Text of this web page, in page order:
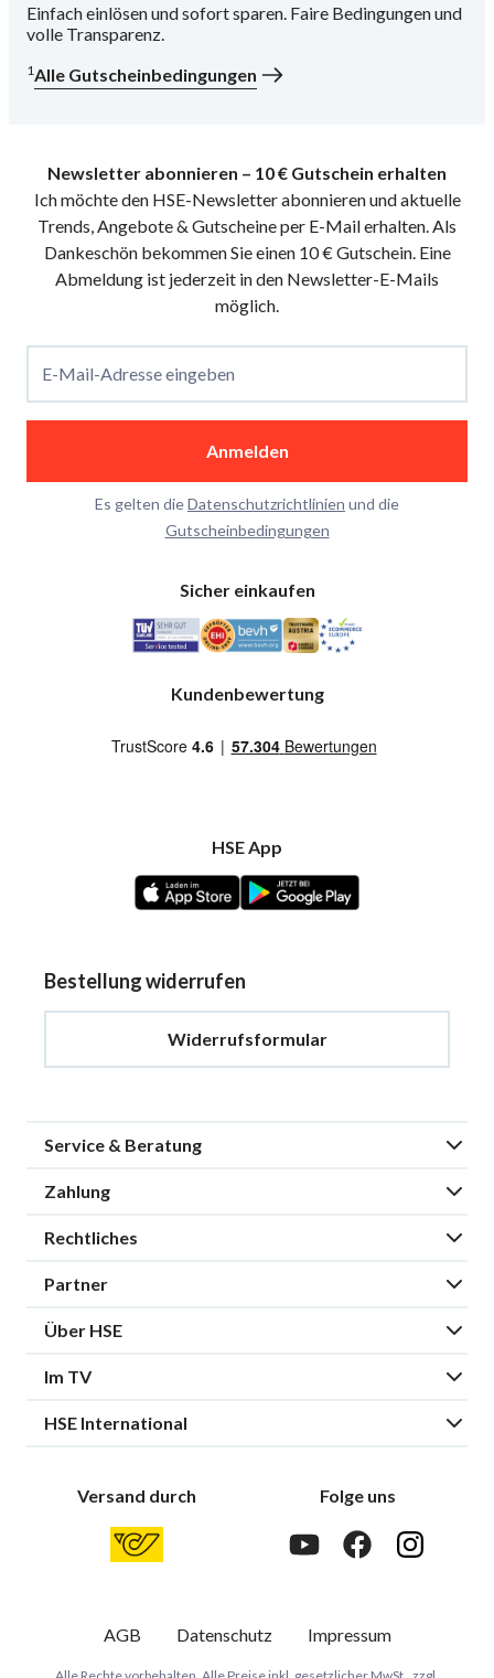
Einfach einlösen und sofort sparen. Faire Bedingungen und
volle Transparenz.
1Alle Gutscheinbedingungen
Newsletter abonnieren – 10 € Gutschein erhalten
Ich möchte den HSE-Newsletter abonnieren und aktuelle
Trends, Angebote & Gutscheine per E-Mail erhalten. Als
Dankeschön bekommen Sie einen 10 € Gutschein. Eine
Abmeldung ist jederzeit in den Newsletter-E-Mails
möglich.
E-Mail-Adresse eingeben
Anmelden
Es gelten dieDatenschutzrichtlinien und die
Gutscheinbedingungen
Sicher einkaufen
Kundenbewertung
HSE App
Bestellung widerrufen
Widerrufsformular
Service & Beratung
Zahlung
Rechtliches
Partner
Über HSE
Im TV
HSE International
Versand durch Folge uns
AGB Datenschutz Impressum